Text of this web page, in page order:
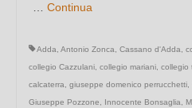
Continua
Adda Antonio Zonca Cassano d'Adda
collegio Cazzulani collegio mariani collegio
calcaterra
giuseppe domenico perrucchetti
Giuseppe Pozzone
Innocente Bonsaglia